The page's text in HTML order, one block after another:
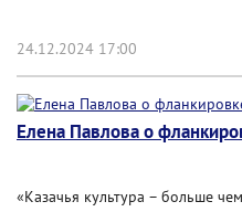
24.12.2024 17:00
Елена Павлова о
«Казачья культура – больше